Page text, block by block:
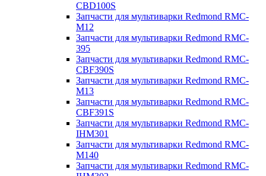
CBD100S
Запчасти для мультиварки Redmond RMC-
M12
Запчасти для мультиварки Redmond RMC-
395
Запчасти для мультиварки Redmond RMC-
CBF390S
Запчасти для мультиварки Redmond RMC-
M13
Запчасти для мультиварки Redmond RMC-
CBF391S
Запчасти для мультиварки Redmond RMC-
IHM301
Запчасти для мультиварки Redmond RMC-
M140
Запчасти для мультиварки Redmond RMC-